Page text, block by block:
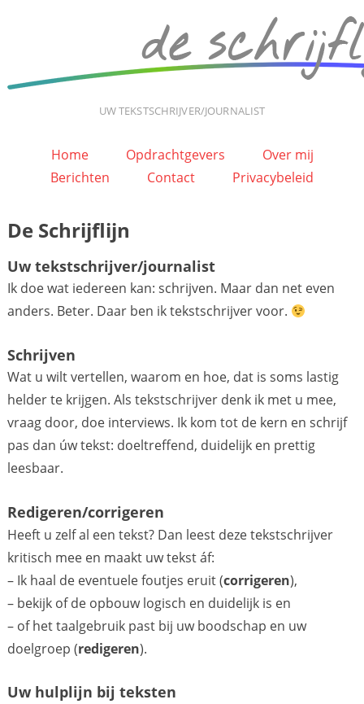
UW TEKSTSCHRIJVER/JOURNALIST
Home Opdrachtgevers
Over mij
Berichten
Contact Privacybeleid
De Schrijflijn
Uw tekstschrijver/journalist
Ik doe wat iedereen kan: schrijven. Maar dan net even
anders. Beter. Daar ben ik tekstschrijver voor.
Schrijven
Wat u wilt vertellen, waarom en hoe, dat is soms lastig
helder te krijgen. Als tekstschrijver denk ik met u mee,
vraag door, doe interviews. Ik kom tot de kern en schrijf
pas dan úw tekst: doeltreffend, duidelijk en prettig
leesbaar.
Redigeren/corrigeren
Heeft u zelf al een tekst? Dan leest deze tekstschrijver
kritisch mee en maakt uw tekst áf:
– Ik haal de eventuele foutjes eruit (corrigeren),
– bekijk of de opbouw logisch en duidelijk is en
– of het taalgebruik past bij uw boodschap en uw
doelgroep (redigeren).
Uw hulplijn bij teksten